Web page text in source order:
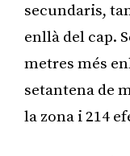
secundaris,
enllà del cap.
metres més
setantena de
la zona i 214